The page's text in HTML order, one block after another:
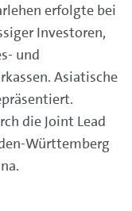
erfolgte bei
Investoren,
und
Asiatische
die Joint Lead
Württemberg